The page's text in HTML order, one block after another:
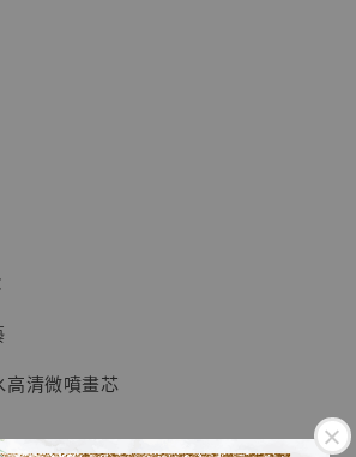
七龍珠 系列蒐藏雕像 悟空 鳥山
蹟工作室]
加購優惠【海賊王 布魯克達摩 [7STARS Studio]】
高清微噴畫芯